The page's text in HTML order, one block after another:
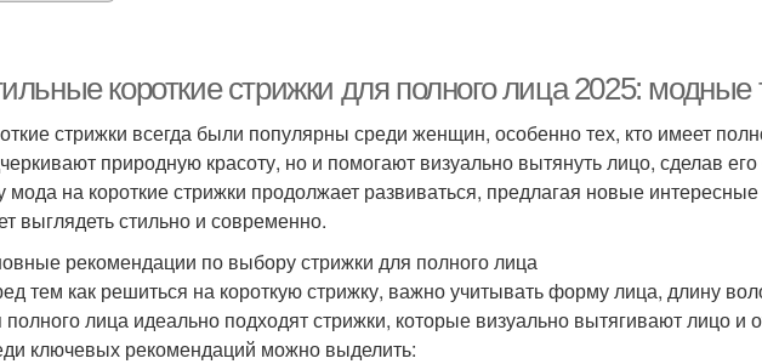
короткие стрижки для полного лица 2025: модные
стрижки всегда были популярны среди женщин, особенно тех, кто имеет
природную красоту, но и помогают визуально вытянуть лицо, сделав
мода на короткие стрижки продолжает развиваться, предлагая новые
выглядеть стильно и современно.
рекомендации по выбору стрижки для полного лица
тем как решиться на короткую стрижку, важно учитывать форму лица, длину
лица идеально подходят стрижки, которые визуально вытягивают лицо и
ключевых рекомендаций можно выделить: